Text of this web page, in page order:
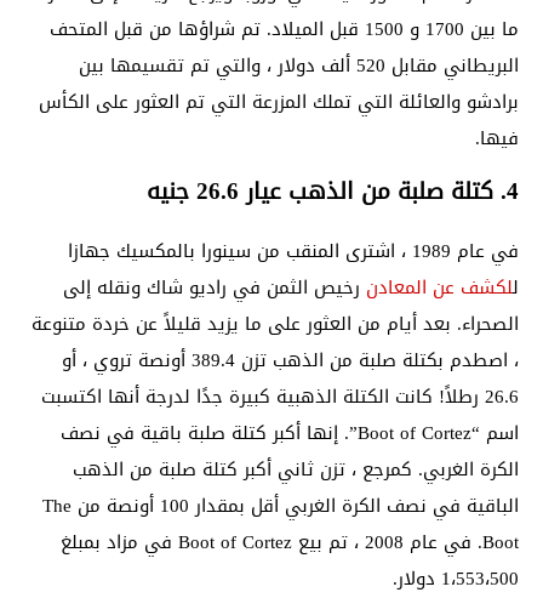
ما بين 1700 و 1500 قبل الميلاد. تم شراؤها من قبل المتحف
البريطاني مقابل 520 ألف دولار ، والتي تم تقسيمها بين
برادشو والعائلة التي تملك المزرعة التي تم العثور على الكأس
فيها.
4. كتلة صلبة من الذهب عيار 26.6 جنيه
في عام 1989 ، اشترى المنقب من سينورا بالمكسيك جهازا
للكشف عن المعادن رخيص الثمن في راديو شاك ونقله إلى
الصحراء. بعد أيام من العثور على ما يزيد قليلاً عن خردة متنوعة
، اصطدم بكتلة صلبة من الذهب تزن 389.4 أونصة تروي ، أو
26.6 رطلاً! كانت الكتلة الذهبية كبيرة جدًا لدرجة أنها اكتسبت
اسم “Boot of Cortez”. إنها أكبر كتلة صلبة باقية في نصف
الكرة الغربي. كمرجع ، تزن ثاني أكبر كتلة صلبة من الذهب
الباقية في نصف الكرة الغربي أقل بمقدار 100 أونصة من The
Boot. في عام 2008 ، تم بيع Boot of Cortez في مزاد بمبلغ
1،553،500 دولار.